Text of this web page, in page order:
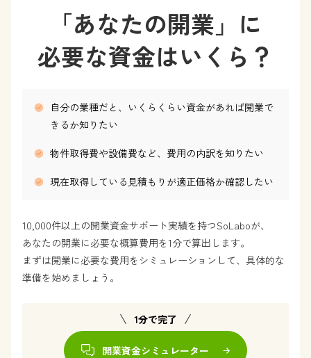
「あなたの開業」に
必要な資金はいくら？
自分の業種だと、いくらくらい資金があれば開業で
きるか知りたい
物件取得費や設備費など、費用の内訳を知りたい
現在取得している見積もりが適正価格か確認したい
10,000件以上の開業資金サポート実績を持つSoLaboが、
あなたの開業に必要な概算費用を1分で算出します。
まずは開業に必要な費用をシミュレーションして、具体的な
準備を始めましょう。
1分で完了
開業資金シミュレーター